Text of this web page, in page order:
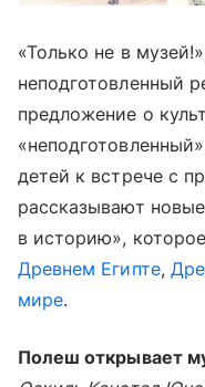
«Только не в
неподготовленный
предложение о
детей к встрече с
рассказывают
в историю»,
Древнем Египте,
мире.
Полеш открывает